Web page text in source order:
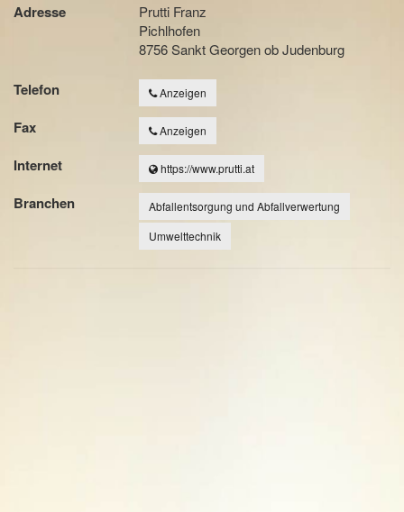
Adresse
Prutti Franz
Pichlhofen
8756 Sankt Georgen ob Judenburg
Telefon Anzeigen
Fax Anzeigen
Internet https://www.prutti.at
Branchen
Abfallentsorgung und Abfallverwertung
Umwelttechnik